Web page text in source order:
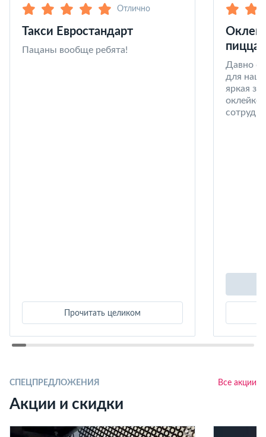
Отлично
Такси Евростандарт
Пацаны вообще ребята!
Прочитать целиком
пицца
Давно
для
яркая
оклейке
СПЕЦПРЕДЛОЖЕНИЯ Все акции
Акции и скидки